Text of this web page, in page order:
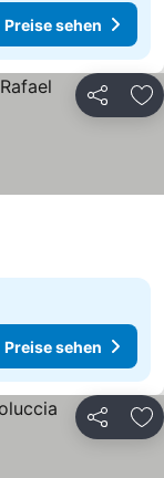
Preise sehen
Teilen
Preise sehen
Teilen